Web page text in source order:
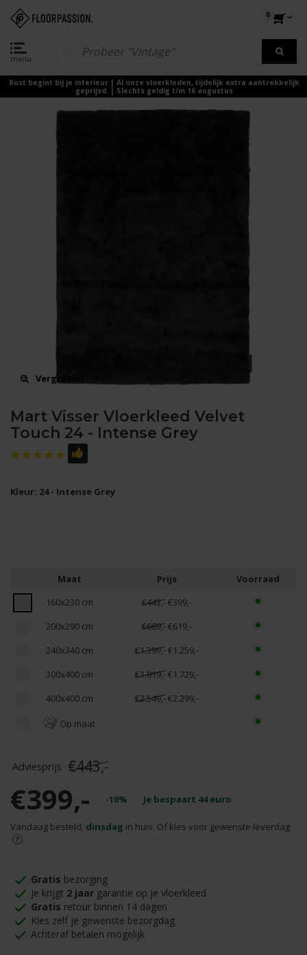
menu
0
Rust begint bij je interieur | Al onze vloerkleden, tijdelijk extra aantrekkelijk
geprijsd. | Slechts geldig t/m 16 augustus
Vergroten
Mart Visser Vloerkleed Velvet
Touch 24 - Intense Grey
Kleur: 24 - Intense Grey
Maat Prijs
Voorraad
160x230 cm
€443,-€399,-
200x290 cm
€689,-€619,-
240x340 cm
€1.399,-€1.259,-
300x400 cm
€1.919,-€1.729,-
400x400 cm
€2.549,-€2.299,-
Op maat
€443,-
€399,- -10% Je bespaart 44euro
Vandaag besteld, dinsdag in huis. Of kies voor gewenste leverdag
Gratis bezorging
Je krijgt 2 jaar garantie op je vloerkleed
Gratis retour binnen 14 dagen
Kies zelf je gewenste bezorgdag
Achteraf betalen mogelijk